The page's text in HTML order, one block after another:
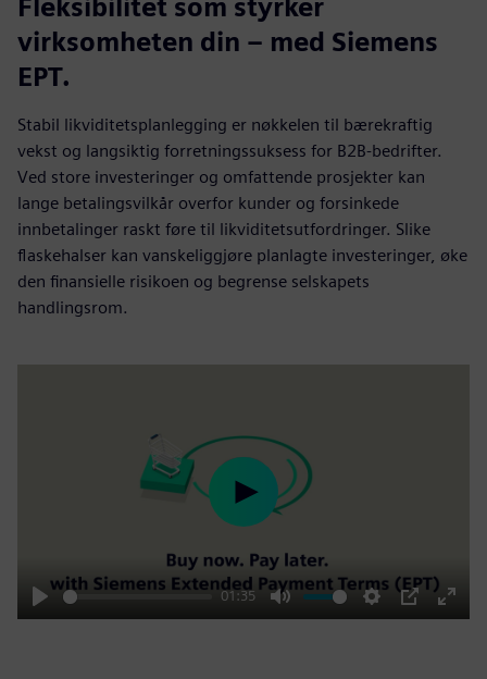
Fleksibilitet som styrker
virksomheten din – med Siemens
EPT.
Stabil likviditetsplanlegging er nøkkelen til bærekraftig
vekst og langsiktig forretningssuksess for B2B‑bedrifter.
Ved store investeringer og omfattende prosjekter kan
lange betalingsvilkår overfor kunder og forsinkede
innbetalinger raskt føre til likviditetsutfordringer. Slike
flaskehalser kan vanskeliggjøre planlagte investeringer, øke
den finansielle risikoen og begrense selskapets
handlingsrom.
Play
01:35
Mute Settings
PIP
Enter
Play